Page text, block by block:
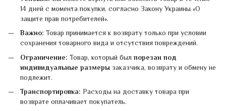
14 дней с момента покупки, согласно Закону Украины «О
защите прав потребителей».
Важно: Товар принимается к возврату только при условии
сохранения товарного вида и отсутствия повреждений.
Ограничение: Товар, который был порезан под
индивидуальные размеры заказчика, возврату и обмену не
подлежит.
Транспортировка: Расходы на доставку товара при
возврате оплачивает покупатель.